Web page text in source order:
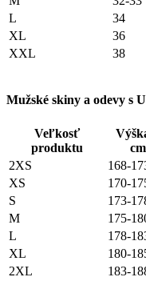
L
34
XL
36
XXL
38
Mužské skiny a odevy s
Veľkosť
produktu
cm
2XS
168-
XS
170-
S
173-
M
175-
L
178-
XL
180-
2XL
183-